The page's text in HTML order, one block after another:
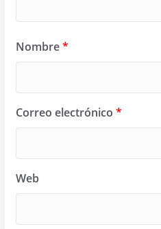
Nombre*
Correo electrónico *
Web